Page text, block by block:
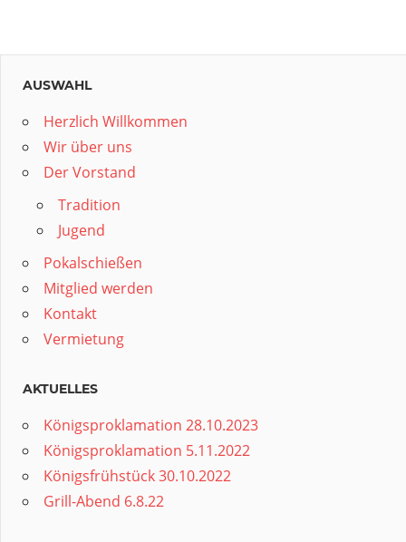
AUSWAHL
Herzlich Willkommen
Wir über uns
Der Vorstand
Tradition
Jugend
Pokalschießen
Mitglied werden
Kontakt
Vermietung
AKTUELLES
Königsproklamation 28.10.2023
Königsproklamation 5.11.2022
Königsfrühstück 30.10.2022
Grill-Abend 6.8.22